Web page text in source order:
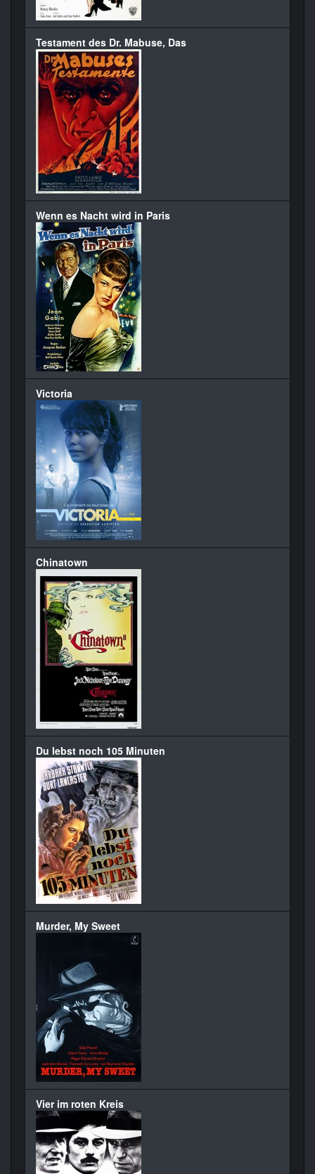
Testament des Dr. Mabuse, Das
Wenn es Nacht wird in Paris
Victoria
Chinatown
Du lebst noch 105 Minuten
Murder, My Sweet
Vier im roten Kreis